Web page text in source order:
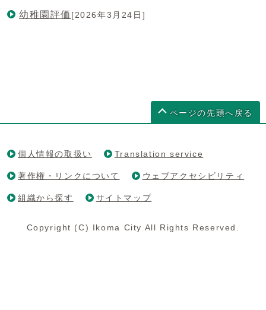
幼稚園評価 [2026年3月24日]
ページの先頭へ戻る
個人情報の取扱い Translation service
著作権・リンクについて ウェブアクセシビリティ
組織から探す サイトマップ
Copyright (C) Ikoma City All Rights Reserved.